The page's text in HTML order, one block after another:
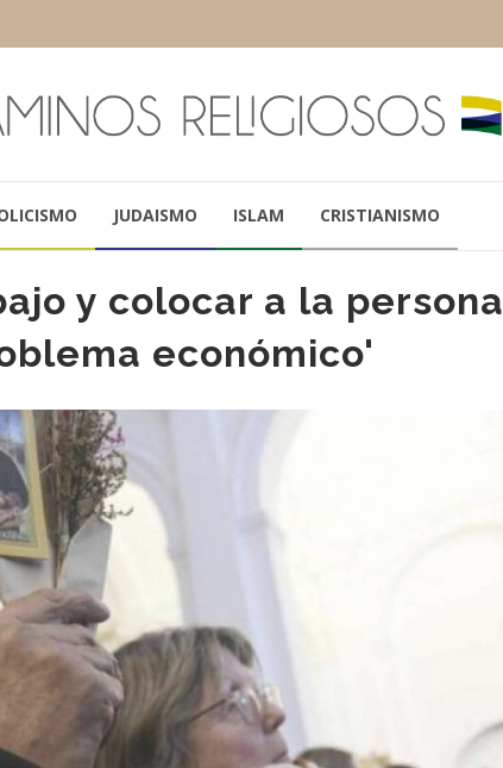
JUDAISMO ISLAM CRISTIANISMO
y colocar a la persona
económico'